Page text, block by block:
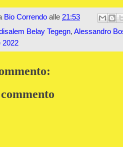
Bio Correndo alle 21:53
Belay Tegegn, Alessandro
2022